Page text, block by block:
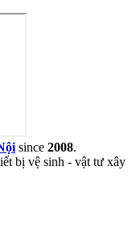
since 2008.
bị vệ sinh - vật tư xây